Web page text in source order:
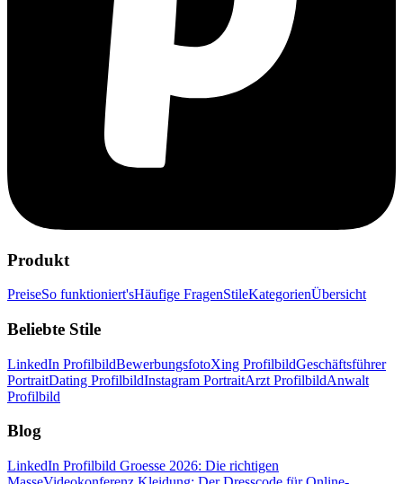
Produkt
PreiseSo funktioniert'sHäufige FragenStileKategorienÜbersicht
Beliebte Stile
LinkedIn ProfilbildBewerbungsfotoXing ProfilbildGeschäftsführer
PortraitDating ProfilbildInstagram PortraitArzt ProfilbildAnwalt
Profilbild
Blog
LinkedIn Profilbild Groesse 2026: Die richtigen